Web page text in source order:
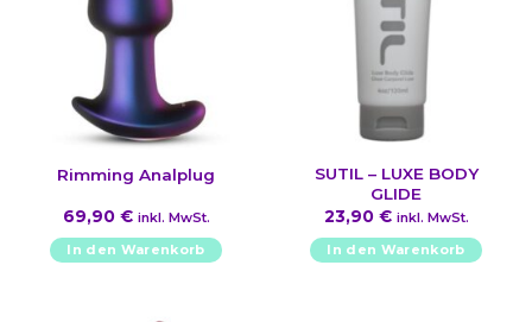
Rimming Analplug
69,90 € inkl. MwSt.
In den Warenkorb
SUTIL – LUXE BODY
GLIDE
23,90 € inkl. MwSt.
In den Warenkorb